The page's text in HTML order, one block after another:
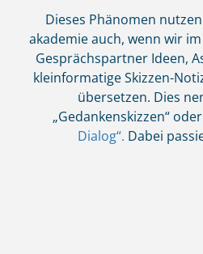
Dieses Phänomen
akademie auch, wenn wir
Gesprächspartner Ideen,
kleinformatige Skizzen-
übersetzen. Dies
„Gedankenskizzen“ oder
Dialog“. Dabei